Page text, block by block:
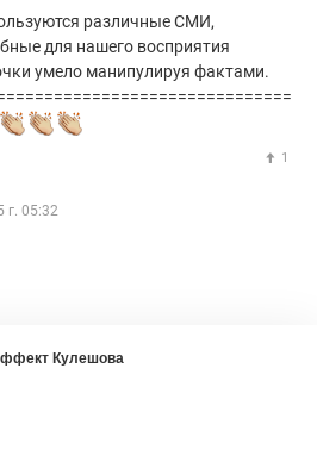
различные СМИ,
для нашего восприятия
умело манипулируя фактами.
1
г. 05:32
Кулешова